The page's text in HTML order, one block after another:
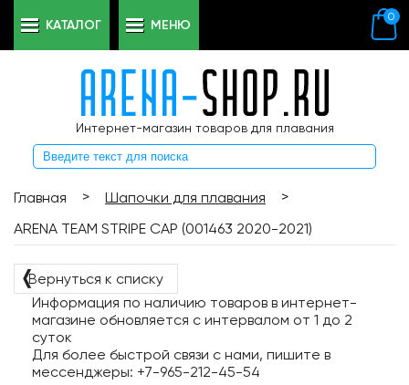
Интернет-магазин товаров для плавания
0
КАТАЛОГ МЕНЮ
Главная > Шапочки для плавания
>
ARENA TEAM STRIPE CAP (001463 2020-2021)
❬Вернуться к списку
Информация по наличию товаров в интернет-
магазине обновляется с интервалом от 1 до 2
суток
Для более быстрой связи с нами, пишите в
мессенджеры: +7-965-212-45-54